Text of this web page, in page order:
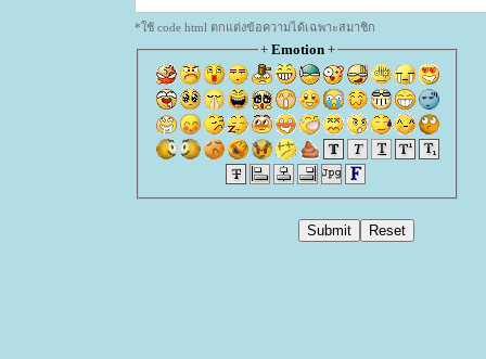
*ใช้ code html ตกแต่งข้อความได้เฉพาะสมาชิก
+ Emotion+